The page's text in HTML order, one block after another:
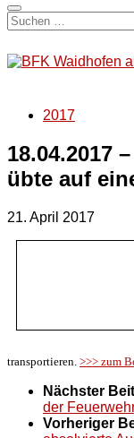
Suchen
nach:
2017
18.04.2017
übte auf
21. April 2017
transportieren. >>> zum
Nächster
der
Vorheriger